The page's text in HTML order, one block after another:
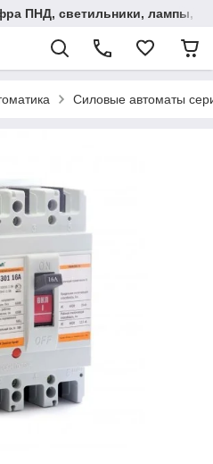
ПНД, cветильники, лампы, и
Силовые автоматы